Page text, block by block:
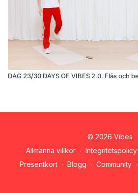
DAG 23/30 DAYS OF VIBES 2.0. Flås och
© 2026 Vibes
Allmänna villkor ∙ Integritetspolicy
Presentkort ∙ Blogg ∙ Community ∙